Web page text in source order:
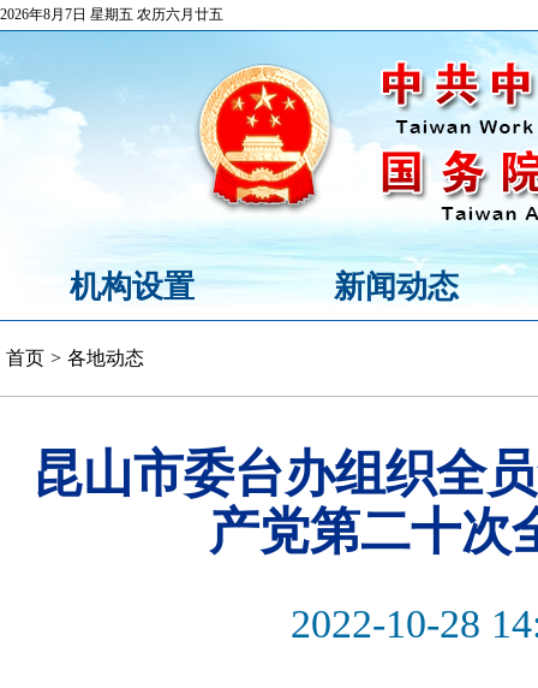
2026年8月7日 星期五 农历六月廿五
机构设置 新闻动态
首页 > 各地动态
昆山市委台办组织全
产党第二十次
2022-10-28